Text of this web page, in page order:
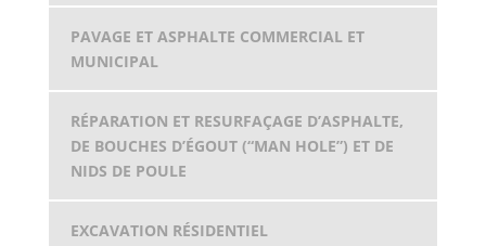
PAVAGE ET ASPHALTE COMMERCIAL ET
MUNICIPAL
RÉPARATION ET RESURFAÇAGE D’ASPHALTE,
DE BOUCHES D’ÉGOUT (“MAN HOLE”) ET DE
NIDS DE POULE
EXCAVATION RÉSIDENTIEL